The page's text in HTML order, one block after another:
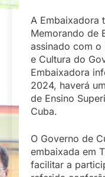
A Embaixadora
Memorando de
assinado com o
e Cultura do
Embaixadora
2024, haverá
de Ensino
Cuba.
O Governo de
embaixada em
facilitar a